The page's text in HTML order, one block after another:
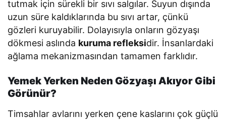
tutmak için sürekli bir sıvı salgılar. Suyun dışında
uzun süre kaldıklarında bu sıvı artar, çünkü
gözleri kuruyabilir. Dolayısıyla onların gözyaşı
dökmesi aslında kuruma refleksidir. İnsanlardaki
ağlama mekanizmasından tamamen farklıdır.
Yemek Yerken Neden Gözyaşı Akıyor Gibi
Görünür?
Timsahlar avlarını yerken çene kaslarını çok güçlü